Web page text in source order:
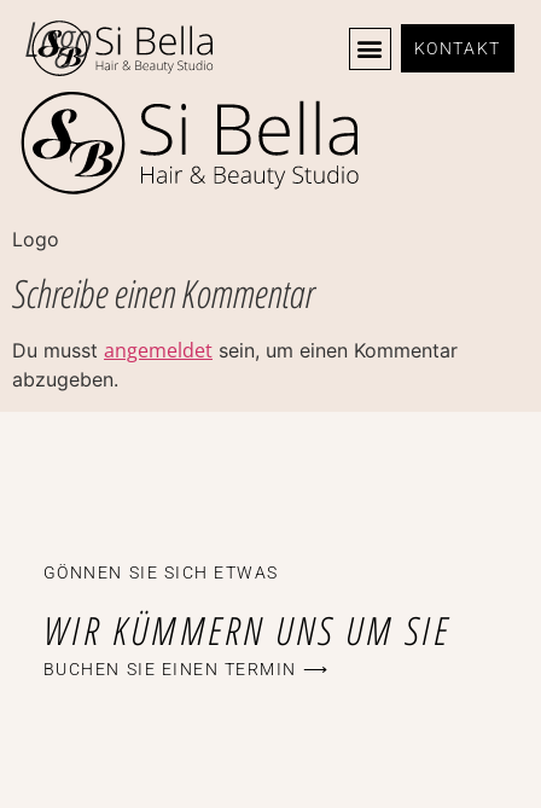
KONTAKT
Logo
Logo
Schreibe einen Kommentar
Du musst angemeldet sein, um einen Kommentar
abzugeben.
GÖNNEN SIE SICH ETWAS
WIR KÜMMERN UNS UM SIE
BUCHEN SIE EINEN TERMIN ⟶